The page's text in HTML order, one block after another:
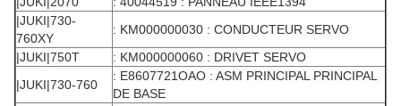
|JUKI|730-
760XY
: KM000000030 : CONDUCTEUR SERVO
|JUKI|750T
: KM000000060 : DRIVET SERVO
|JUKI|730-760
: E8607721OAO : ASM PRINCIPAL PRINCIPAL
DE BASE